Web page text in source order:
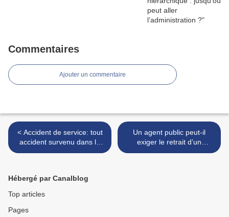
Commentaires
Ajouter un commentaire
< Accident de service: tout
accident survenu dans le
temps et le lieu du service
exceptionnelle
Un agent public peut-il
exiger le retrait d’un
document anonyme de son
Hébergé par Canalblog
Top articles
Pages